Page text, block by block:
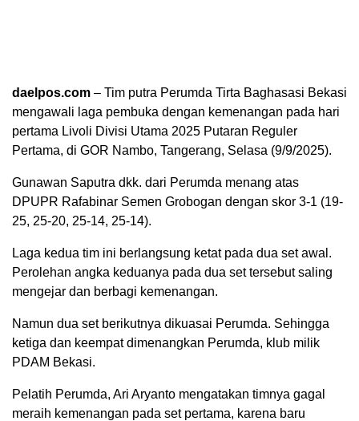
daelpos.com – Tim putra Perumda Tirta Baghasasi Bekasi
mengawali laga pembuka dengan kemenangan pada hari
pertama Livoli Divisi Utama 2025 Putaran Reguler
Pertama, di GOR Nambo, Tangerang, Selasa (9/9/2025).
Gunawan Saputra dkk. dari Perumda menang atas
DPUPR Rafabinar Semen Grobogan dengan skor 3-1 (19-
25, 25-20, 25-14, 25-14).
Laga kedua tim ini berlangsung ketat pada dua set awal.
Perolehan angka keduanya pada dua set tersebut saling
mengejar dan berbagi kemenangan.
Namun dua set berikutnya dikuasai Perumda. Sehingga
ketiga dan keempat dimenangkan Perumda, klub milik
PDAM Bekasi.
Pelatih Perumda, Ari Aryanto mengatakan timnya gagal
meraih kemenangan pada set pertama, karena baru